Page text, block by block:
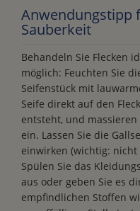
Anwendungstipp
Sauberkeit
Behandeln Sie Flecken
möglich: Feuchten Sie
Seifenstück mit
Seife direkt auf den
entsteht, und
ein. Lassen Sie die
einwirken (wichtig:
Spülen Sie das
aus oder geben Sie es
empfindlichen Stoffen